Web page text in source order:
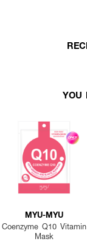
YOU
MYU-MYU
Coenzyme Q10 Vitamin
Mask